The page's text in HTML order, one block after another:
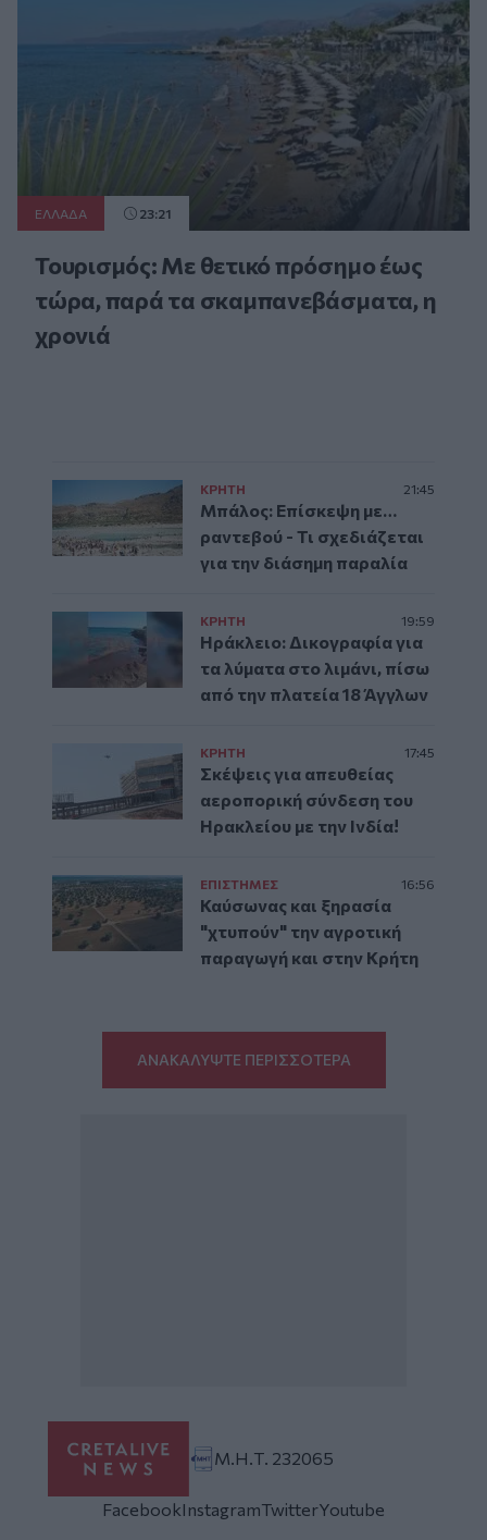
ΕΛΛAΔΑ 23:21
Τουρισμός: Με θετικό πρόσημο έως
τώρα, παρά τα σκαμπανεβάσματα, η
χρονιά
ΚΡΗΤΗ 21:45
Μπάλος: Επίσκεψη με…
ραντεβού - Τι σχεδιάζεται
για την διάσημη παραλία
ΚΡΗΤΗ 19:59
Ηράκλειο: Δικογραφία για
τα λύματα στο λιμάνι, πίσω
από την πλατεία 18 Άγγλων
ΚΡΗΤΗ 17:45
Σκέψεις για απευθείας
αεροπορική σύνδεση του
Ηρακλείου με την Ινδία!
ΕΠΙΣΤΗΜΕΣ 16:56
Καύσωνας και ξηρασία
"χτυπούν" την αγροτική
παραγωγή και στην Κρήτη
ΑΝΑΚΑΛΥΨΤΕ ΠΕΡΙΣΣΟΤΕΡΑ
Μ.Η.Τ. 232065
FacebookInstagramTwitterYoutube